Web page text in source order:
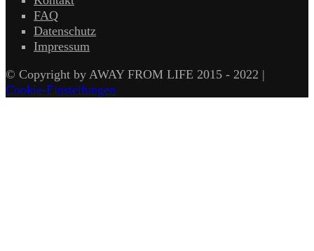
FAQ
Datenschutz
Impressum
© Copyright by AWAY FROM LIFE 2015 - 2022 |
Cookie-Einstellungen